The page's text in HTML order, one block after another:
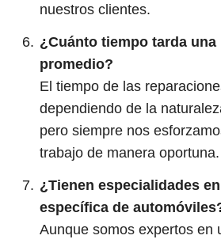
nuestros clientes.
¿Cuánto tiempo tarda una
promedio?
El tiempo de las
dependiendo de la
pero siempre nos
trabajo de manera oportuna.
¿Tienen especialidades
específica de
Aunque somos expertos en